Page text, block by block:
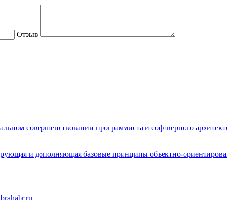
Отзыв
совершенствовании программиста и софтверного
и дополняющая базовые принципы объектно-